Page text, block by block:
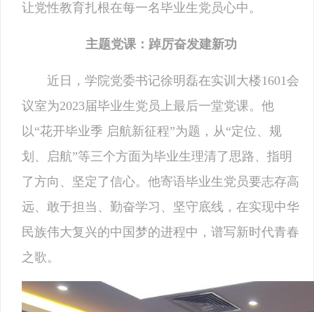
让党性教育扎根在每一名毕业生党员心中。
主题党课：踔厉奋发建新功
近日，学院党委书记徐明磊在实训大楼1601会
议室为2023届毕业生党员上最后一堂党课。他
以“花开毕业季 启航新征程”为题，从“定位、规
划、启航”等三个方面为毕业生理清了思路、指明
了方向、坚定了信心。他寄语毕业生党员要志存高
远、敢于担当、勤奋学习、坚守底线，在实现中华
民族伟大复兴的中国梦的进程中，谱写新时代青春
之歌。